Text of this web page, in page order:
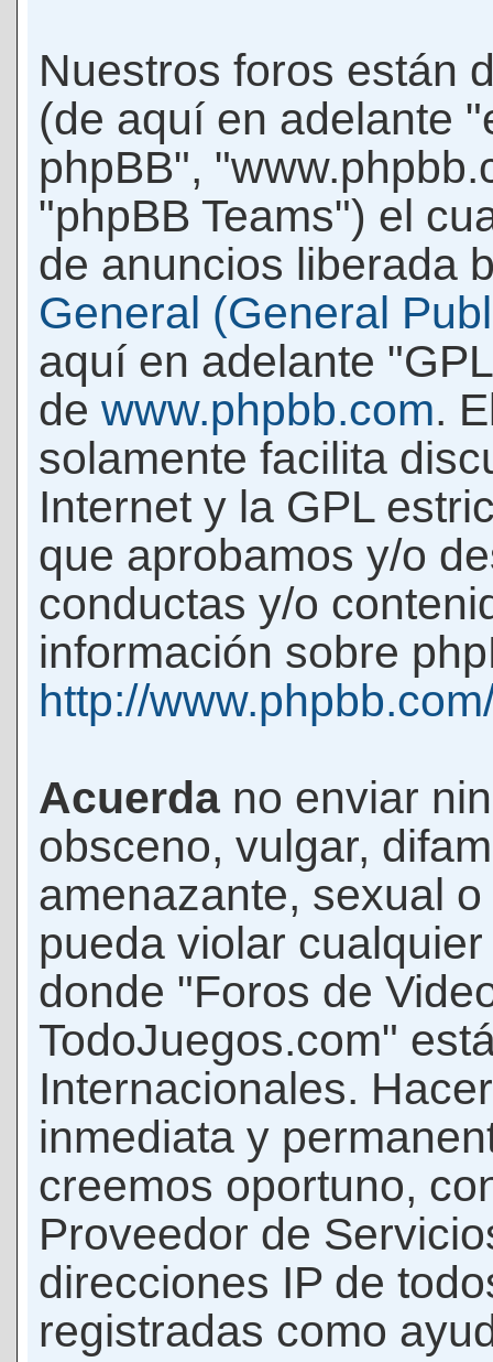
Nuestros foros están
(de aquí en adelante
phpBB",
"phpBB Teams") el
de anuncios liberada
General (General
aquí en adelante
de www.phpbb.com.
solamente facilita
Internet y la GPL
que aprobamos y/o
conductas y/o
información sobre
http://
Acuerda no enviar
obsceno, vulgar,
amenazante, sexual
pueda violar
donde "Foros de
TodoJuegos.com"
Internacionales.
inmediata y
creemos oportuno,
Proveedor de
direcciones IP de
registradas como